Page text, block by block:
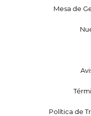
Mesa de
Política de